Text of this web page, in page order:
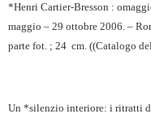
*Henri Cartier-Bresson :
maggio – 29 ottobre 2006. –
parte fot. ; 24 cm. ((Catalogo
Un *silenzio interiore: i ritratti